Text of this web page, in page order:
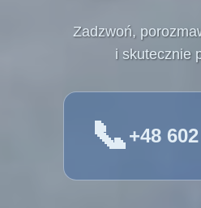
Zadzwoń,
i skutecznie
📞+48